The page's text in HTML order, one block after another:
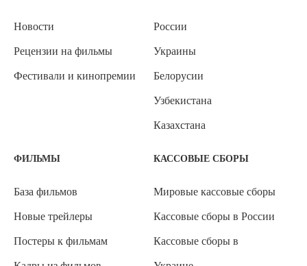
Новости
Рецензии на фильмы
Фестивали и кинопремии
России
Украины
Белорусии
Узбекистана
Казахстана
ФИЛЬМЫ
База фильмов
Новые трейлеры
Постеры к фильмам
КАССОВЫЕ СБОРЫ
Мировые кассовые сборы
Кассовые сборы в России
Кассовые сборы в